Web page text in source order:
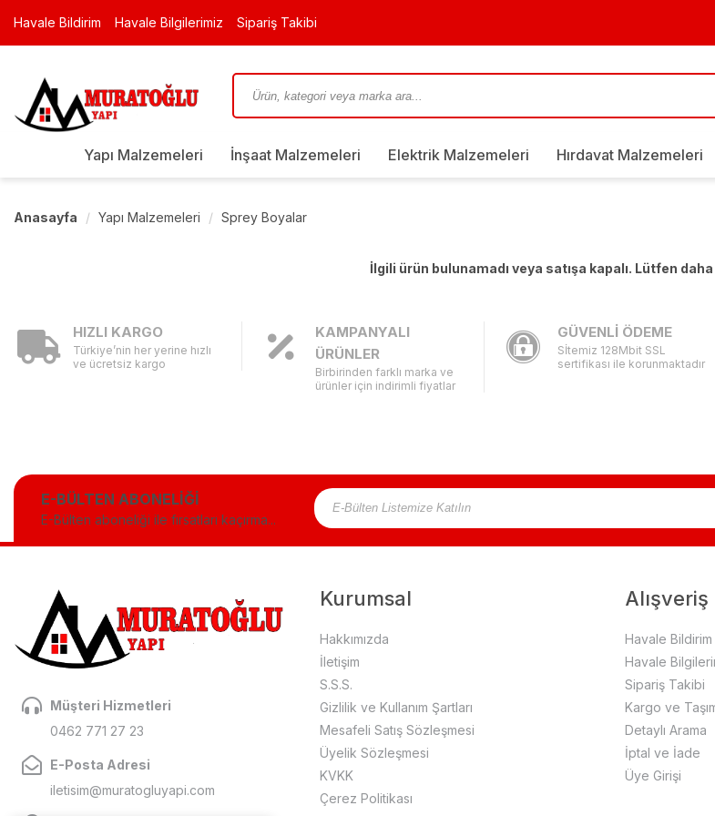
Havale Bildirim Havale Bilgilerimiz Sipariş Takibi
Yapı Malzemeleri İnşaat Malzemeleri Elektrik Malzemeleri Hırdavat Malzemeleri
Anasayfa Yapı Malzemeleri Sprey Boyalar
İlgili ürün bulunamadı veya satışa kapalı. Lütfen
HIZLI KARGO
Türkiye’nin her yerine hızlı
ve ücretsiz kargo
KAMPANYALI
ÜRÜNLER
Birbirinden farklı marka ve
ürünler için indirimli fiyatlar
GÜVENLİ ÖDEME
Sİtemiz 128Mbit SSL
sertifikası ile korunmaktadır
E-BÜLTEN ABONELİĞİ
E-Bülten aboneliği ile fırsatları kaçırma...
Müşteri Hizmetleri
0462 771 27 23
E-Posta Adresi
iletisim@muratogluyapi.com
Kurumsal
Hakkımızda
İletişim
S.S.S.
Gizlilik ve Kullanım Şartları
Mesafeli Satış Sözleşmesi
Üyelik Sözleşmesi
KVKK
Çerez Politikası
Alışveriş
Havale Bildirim
Havale
Sipariş Takibi
Kargo ve
Detaylı Arama
İptal ve İade
Üye Girişi